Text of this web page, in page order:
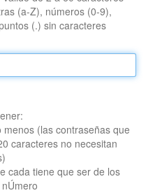
(a-Z), números (0-9),
(.) sin caracteres
(las contraseñas que
caracteres no necesitan
cada tiene que ser de los